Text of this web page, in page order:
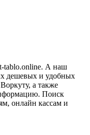
tablo.online. А наш
дешевых и удобных
а также
Поиск
онлайн кассам и